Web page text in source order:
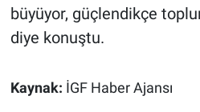
büyüyor, güçlendikçe
diye konuştu.
Kaynak: İGF Haber Ajansı